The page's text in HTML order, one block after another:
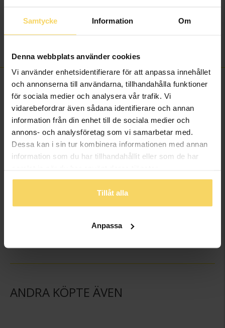
Samtycke Information Om
Denna webbplats använder cookies
Vi använder enhetsidentifierare för att anpassa innehållet
och annonserna till användarna, tillhandahålla funktioner
för sociala medier och analysera vår trafik. Vi
vidarebefordrar även sådana identifierare och annan
information från din enhet till de sociala medier och
annons- och analysföretag som vi samarbetar med.
Dessa kan i sin tur kombinera informationen med annan
information som du har tillhandahållit eller som de har
Tillåt alla
Anpassa
Höjd ca (mm)
15,4
Varumärke
FINNS OCKSÅ SOM
ANDRA KÖPTE ÄVEN